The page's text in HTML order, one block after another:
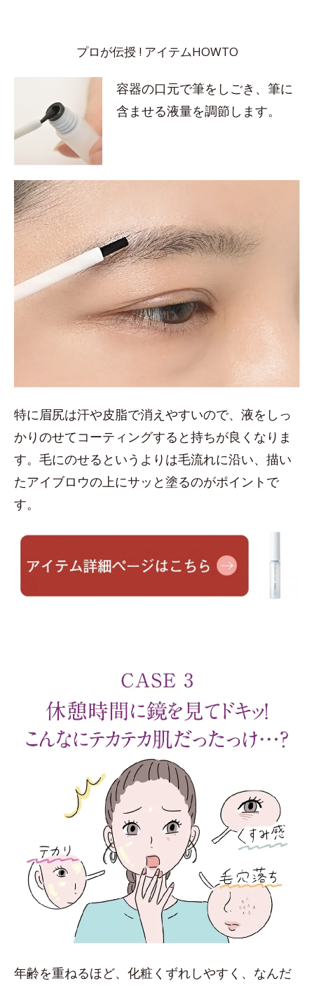
プロが伝授 ! アイテムHOWTO
容器の口元で筆をしごき、筆に
含ませる液量を調節します。
特に眉尻は汗や皮脂で消えやすいので、液をしっ
かりのせてコーティングすると持ちが良くなりま
す。毛にのせるというよりは毛流れに沿い、描い
たアイブロウの上にサッと塗るのがポイントで
す。
年齢を重ねるほど、化粧くずれしやすく、なんだ